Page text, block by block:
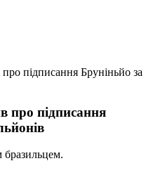
підписання Бруніньйо за
про підписання
бразильцем.